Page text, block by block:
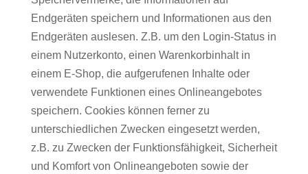
Endgeräten speichern und Informationen aus den
Endgeräten auslesen. Z.B. um den Login-Status in
einem Nutzerkonto, einen Warenkorbinhalt in
einem E-Shop, die aufgerufenen Inhalte oder
verwendete Funktionen eines Onlineangebotes
speichern. Cookies können ferner zu
unterschiedlichen Zwecken eingesetzt werden,
z.B. zu Zwecken der Funktionsfähigkeit, Sicherheit
und Komfort von Onlineangeboten sowie der